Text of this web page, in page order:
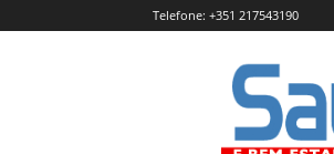
Telefone: +351 217543190